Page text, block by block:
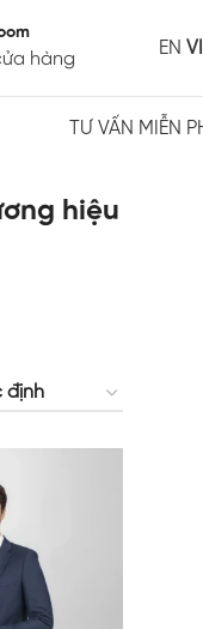
hàng
EN VI
TƯ VẤN MIỄN
hiệu